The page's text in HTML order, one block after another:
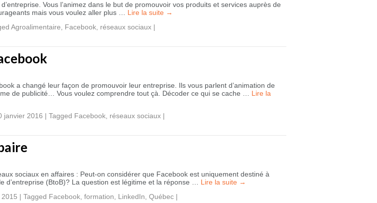
Vous l’animez dans le but de promouvoir vos produits et services auprès de
mais vous voulez aller plus … Lire la suite →
Agroalimentaire Facebook réseaux sociaux |
a changé leur façon de promouvoir leur entreprise. Ils vous parlent d’animation de
de publicité… Vous voulez comprendre tout çà. Décoder ce qui se cache … Lire la
janvier 2016 | Tagged Facebook réseaux sociaux |
sociaux en affaires : Peut-on considérer que Facebook est uniquement destiné à
d’entreprise (BtoB)? La question est légitime et la réponse … Lire la suite →
| Tagged Facebook formation LinkedIn Québec |